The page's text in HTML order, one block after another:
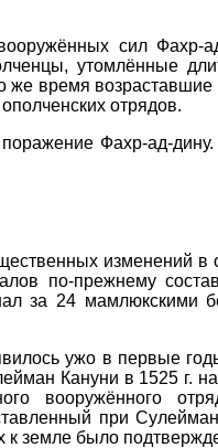
сил Фахр-
утомлённые
время
отрядов.
поражение Фахр-ад-
изменений
по-прежнему
за 24
ужо в первые
Кануни в 1525 г.
вооружённого
при
к земле было